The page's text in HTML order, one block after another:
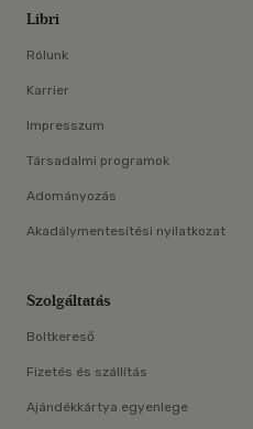
Libri
Rólunk
Karrier
Impresszum
Társadalmi programok
Adományozás
Akadálymentesítési nyilatkozat
Szolgáltatás
Boltkereső
Fizetés és szállítás
Ajándékkártya egyenlege